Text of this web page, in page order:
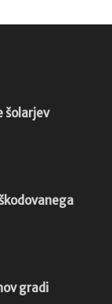
šolarjev
gradi